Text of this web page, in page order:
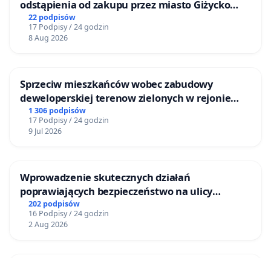
odstąpienia od zakupu przez miasto Giżycko
nieruchomości położonej nad jeziorem Niegocin
22 podpisów
17 Podpisy / 24 godzin
8 Aug 2026
Sprzeciw mieszkańców wobec zabudowy
deweloperskiej terenow zielonych w rejonie
Bulwarów Straceńskich w Bielsku-Białej
1 306 podpisów
17 Podpisy / 24 godzin
9 Jul 2026
Wprowadzenie skutecznych działań
poprawiających bezpieczeństwo na ulicy
Żeromskiego w Otwocku
202 podpisów
16 Podpisy / 24 godzin
2 Aug 2026